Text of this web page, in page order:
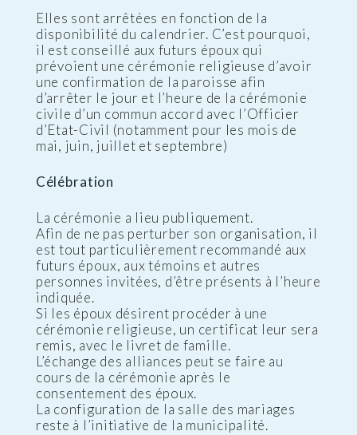
Elles sont arrêtées en fonction de la
disponibilité du calendrier. C’est pourquoi,
il est conseillé aux futurs époux qui
prévoient une cérémonie religieuse d’avoir
une confirmation de la paroisse afin
d’arrêter le jour et l’heure de la cérémonie
civile d’un commun accord avec l’Officier
d’Etat-Civil (notamment pour les mois de
mai, juin, juillet et septembre)
Célébration
La cérémonie a lieu publiquement.
Afin de ne pas perturber son organisation, il
est tout particulièrement recommandé aux
futurs époux, aux témoins et autres
personnes invitées, d’être présents à l’heure
indiquée.
Si les époux désirent procéder à une
cérémonie religieuse, un certificat leur sera
remis, avec le livret de famille.
L’échange des alliances peut se faire au
cours de la cérémonie après le
consentement des époux.
La configuration de la salle des mariages
reste à l’initiative de la municipalité.